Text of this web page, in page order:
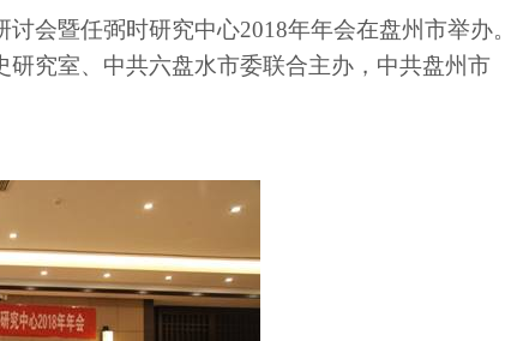
讨会暨任弼时研究中心2018年年会在盘州市举办。
究室、中共六盘水市委联合主办，中共盘州市